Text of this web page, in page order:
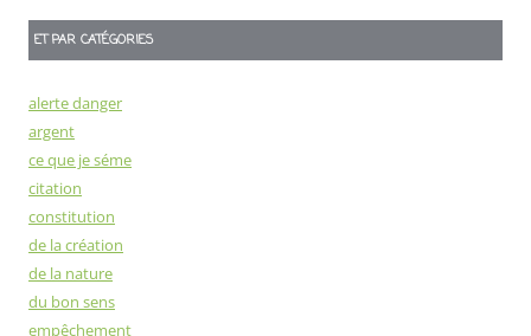
ET PAR CATÉGORIES
alerte danger
argent
ce que je séme
citation
constitution
de la création
de la nature
du bon sens
empêchement